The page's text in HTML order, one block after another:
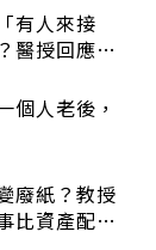
有人來接
醫授回應方
個人老後，
廢紙？教授
比資產配置